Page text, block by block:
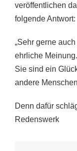
veröffentlichen
folgende Antwort:
„Sehr gerne
ehrliche
Sie sind ein
andere
Denn dafür
Redenswerk